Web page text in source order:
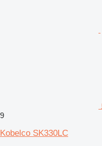
9
Kobelco SK330LC